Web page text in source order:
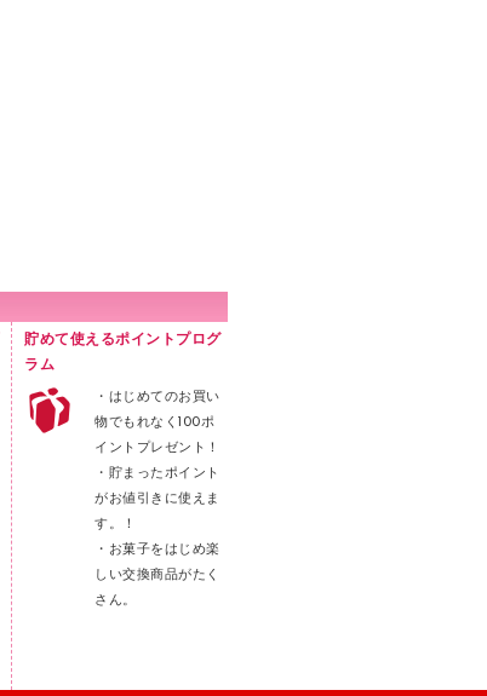
貯めて使えるポイントプログ
ラム
・はじめてのお買い
物でもれなく100ポ
イントプレゼント！
・貯まったポイント
がお値引きに使えま
す。！
・お菓子をはじめ楽
しい交換商品がたく
さん。